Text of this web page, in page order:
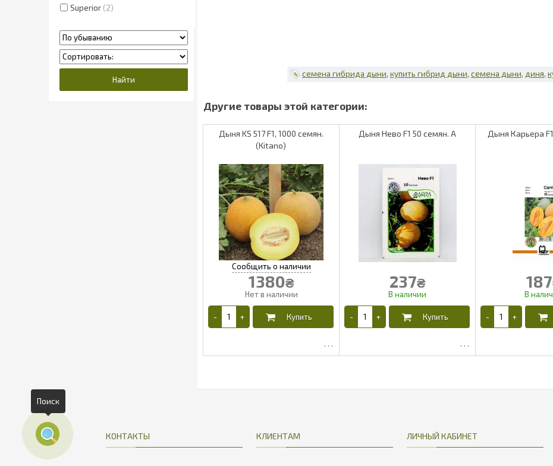
Superior 2
семена гибрида дыни купить гибрид дыни семена дыни диня
Дыня KS 517 F1, 1000 семян.
(Kitano)
1380₴
Дыня Нево F1 50 семян. А
237₴
Дыня Карьера
187
КОНТАКТЫ КЛИЕНТАМ ЛИЧНЫЙ КАБИНЕТ
Поиск